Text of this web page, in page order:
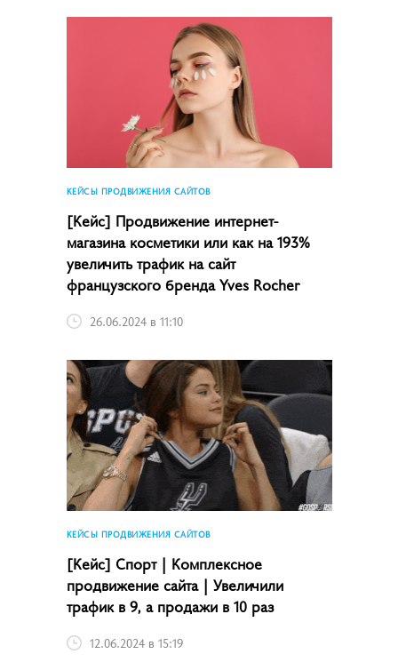
КЕЙСЫ ПРОДВИЖЕНИЯ САЙТОВ
[Кейс] Продвижение интернет-
магазина косметики или как на 193%
увеличить трафик на сайт
французского бренда Yves Rocher
26.06.2024 в 11:10
КЕЙСЫ ПРОДВИЖЕНИЯ САЙТОВ
[Кейс] Спорт | Комплексное
продвижение сайта | Увеличили
трафик в 9, а продажи в 10 раз
12.06.2024 в 15:19